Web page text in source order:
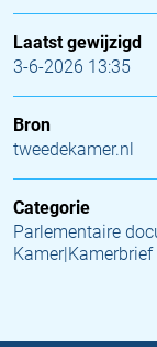
Laatst gewijzigd
3-6-2026 13:35
Bron
tweedekamer.nl
Categorie
Parlementaire
Kamer|Kamerbrief